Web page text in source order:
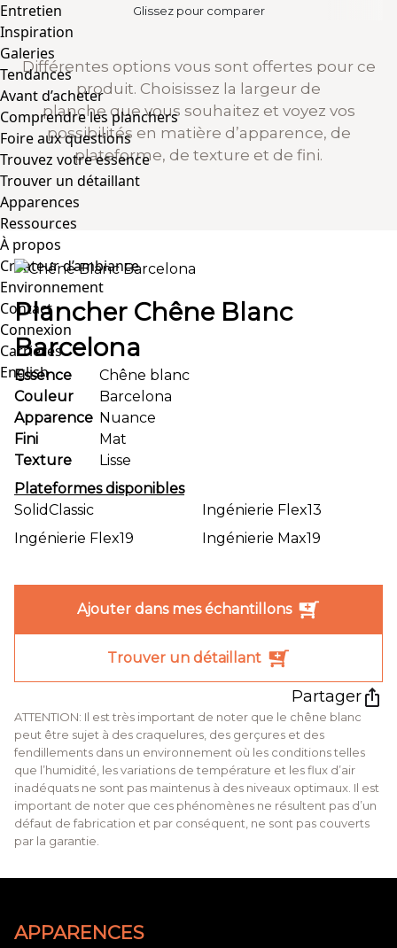
Entretien
Inspiration
Galeries
Tendances
Avant d’acheter
Comprendre les planchers
Foire aux questions
Trouvez votre essence
Trouver un détaillant
Apparences
Ressources
À propos
Créateur d’ambiance
Environnement
Contact
Connexion
Carrières
English
Glissez pour comparer
Différentes options vous sont offertes pour ce
produit. Choisissez la largeur de
planche que vous souhaitez et voyez vos
possibilités en matière d’apparence, de
plateforme, de texture et de fini.
Plancher Chêne Blanc
Barcelona
Essence
Chêne blanc
Couleur
Barcelona
Apparence Nuance
Fini
Mat
Texture
Lisse
Plateformes disponibles
SolidClassic
Ingénierie Flex13
Ingénierie Flex19
Ingénierie Max19
Ajouter dans mes échantillons
Trouver un détaillant
Partager
ATTENTION: Il est très important de noter que le chêne blanc
peut être sujet à des craquelures, des gerçures et des
fendillements dans un environnement où les conditions telles
que l’humidité, les variations de température et les flux d’air
inadéquats ne sont pas maintenus à des niveaux optimaux. Il est
important de noter que ces phénomènes ne résultent pas d’un
défaut de fabrication et par conséquent, ne sont pas couverts
par la garantie.
APPARENCES